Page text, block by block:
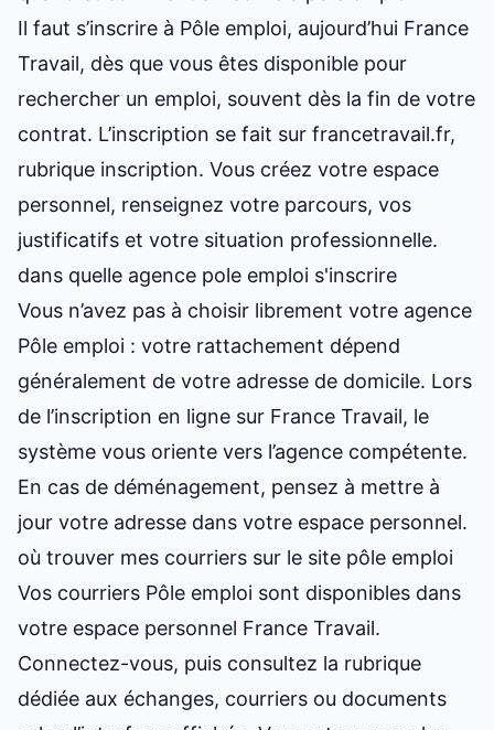
Il faut s’inscrire à Pôle emploi, aujourd’hui France
Travail, dès que vous êtes disponible pour
rechercher un emploi, souvent dès la fin de votre
contrat. L’inscription se fait sur francetravail.fr,
rubrique inscription. Vous créez votre espace
personnel, renseignez votre parcours, vos
justificatifs et votre situation professionnelle.
dans quelle agence pole emploi s'inscrire
Vous n’avez pas à choisir librement votre agence
Pôle emploi : votre rattachement dépend
généralement de votre adresse de domicile. Lors
de l’inscription en ligne sur France Travail, le
système vous oriente vers l’agence compétente.
En cas de déménagement, pensez à mettre à
jour votre adresse dans votre espace personnel.
où trouver mes courriers sur le site pôle emploi
Vos courriers Pôle emploi sont disponibles dans
votre espace personnel France Travail.
Connectez-vous, puis consultez la rubrique
dédiée aux échanges, courriers ou documents